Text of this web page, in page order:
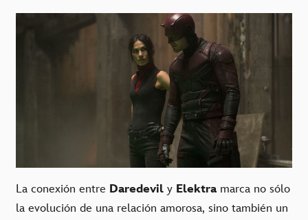
La conexión entre Daredevil y Elektramarca no sólo
la evolución de una relación amorosa, sino también un